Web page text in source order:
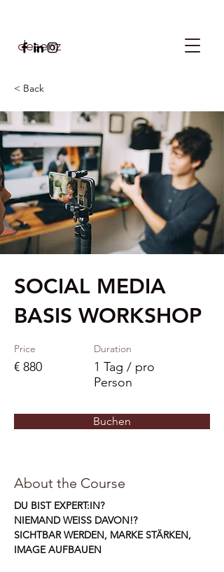
desenz
< Back
SOCIAL MEDIA
BASIS WORKSHOP
Price
€ 880
Duration
1 Tag / pro
Person
Buchen
About the Course
DU BIST EXPERT:IN?
NIEMAND WEISS DAVON!?
SICHTBAR WERDEN, MARKE STÄRKEN,
IMAGE AUFBAUEN